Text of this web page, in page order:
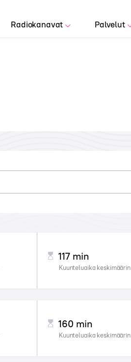
Radiokanavat Palvelut
117 min
Kuunteluaika keskimäärin
160 min
Kuunteluaika keskimäärin